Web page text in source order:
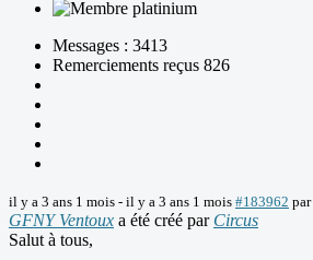
Messages : 3413
Remerciements reçus 826
il y a 3 ans 1 mois - il y a 3 ans 1 mois #183962 par
GFNY Ventoux a été créé par Circus
Salut à tous,